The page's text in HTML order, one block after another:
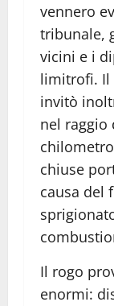
vennero
tribunale,
vicini e i
limitrofi. Il
invitò
nel raggio
chiuse
causa del
Il rogo
enormi: